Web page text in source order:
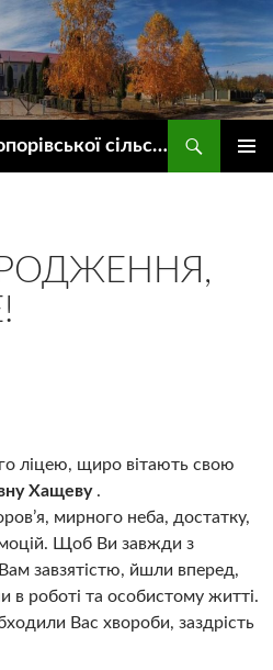
Грозинецький ліцей Топорівської сільської ради
ліцею, щиро вітають свою
Хащеву.
мирного неба, достатку,
Щоб Ви завжди з
завзятістю, йшли вперед,
в роботі та особистому житті.
Вас хвороби, заздрість